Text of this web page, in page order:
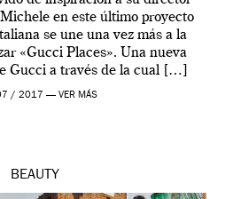
en este último proyecto
se une una vez más a la
«Gucci Places». Una nueva
Gucci a través de la cual […]
/ 2017 — VER MÁS
BEAUTY